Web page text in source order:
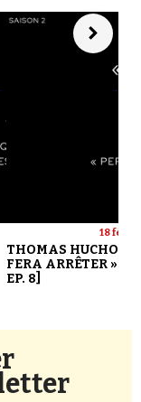
18
THOMAS HUCHON :
FERA ARRÊTER » -
EP. 8]